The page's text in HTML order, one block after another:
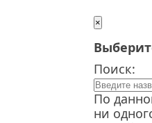
×
Поиск:
По
ни